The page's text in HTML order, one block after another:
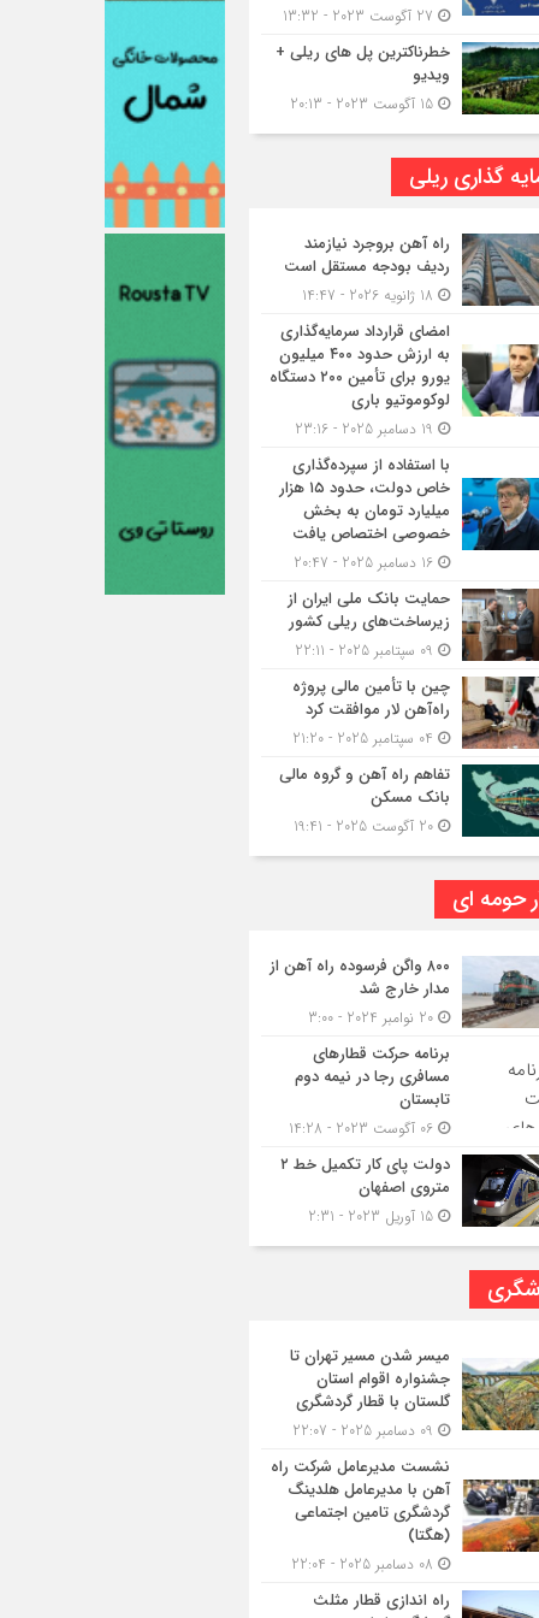
خطرناکترین پل های ریلی +
ویدیو
گذاری ریلی
راه آهن بروجرد نیازمند
ردیف بودجه مستقل است
امضای قرارداد سرمایه‌گذاری
به ارزش حدود ۴۰۰ میلیون
یورو برای تأمین ۲۰۰ دستگاه
لوکوموتیو باری
با استفاده از سپرده‌گذاری
خاص دولت، حدود ۱۵ هزار
میلیارد تومان به بخش
خصوصی اختصاص یافت
حمایت بانک ملی ایران از
زیرساخت‌های ریلی کشور
چین با تأمین مالی پروژه
راه‌آهن لار موافقت کرد
تفاهم راه آهن و گروه مالی
بانک مسکن
حومه ای
۸۰۰ واگن فرسوده راه آهن از
مدار خارج شد
برنامه حرکت قطارهای
مسافری رجا در نیمه دوم
تابستان
دولت پای کار تکمیل خط ۲
متروی اصفهان
میسر شدن مسیر تهران تا
جشنواره اقوام استان
گلستان با قطار گردشگری
نشست مدیرعامل شرکت راه
آهن با مدیرعامل هلدینگ
گردشگری تامین اجتماعی
(هگتا)
راه اندازی قطار مثلث